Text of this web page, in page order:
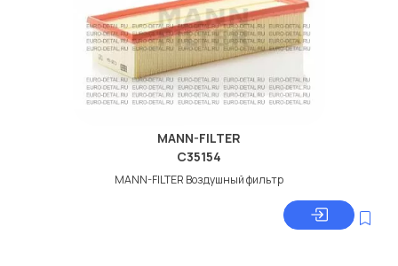
MANN-FILTER
C35154
MANN-FILTER Воздушный фильтр